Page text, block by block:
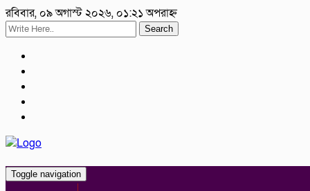
রবিবার, ০৯ অগাস্ট ২০২৬, ০১:২১ অপরাহ্ন
Search
Toggle navigation